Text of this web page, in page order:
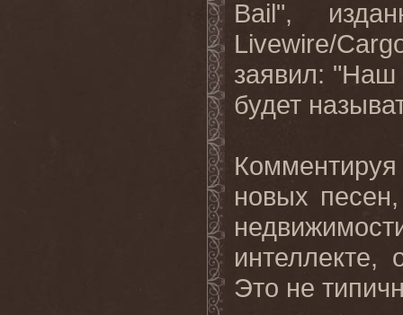
Bail",
Livewire/
заявил:
будет
Комментируя
новых
Это не